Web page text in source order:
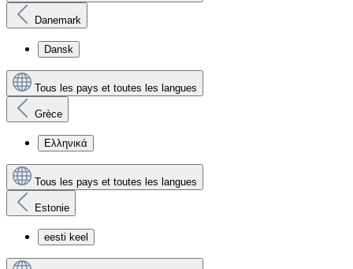
Danemark
Dansk
Tous les pays et toutes les langues
Grèce
Ελληνικά
Tous les pays et toutes les langues
Estonie
eesti keel